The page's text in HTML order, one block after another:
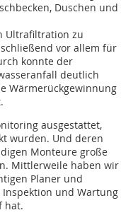
Duschen und
Ultrafiltration zu
vor allem für
konnte der
deutlich
Wärmerückgewinnung
ausgestattet,
wurden. Und deren
Monteure große
Mittlerweile haben wir
Planer und
und Wartung
hat.